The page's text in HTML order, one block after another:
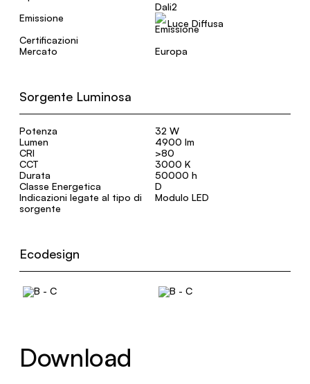
Dali2
Emissione
Luce Diffusa
Certificazioni
Mercato
Europa
Sorgente Luminosa
Potenza
32 W
Lumen
4900 lm
CRI
>80
CCT
3000 K
Durata
50000 h
Classe Energetica
D
Indicazioni legate al tipo di
sorgente
Modulo LED
Ecodesign
Download